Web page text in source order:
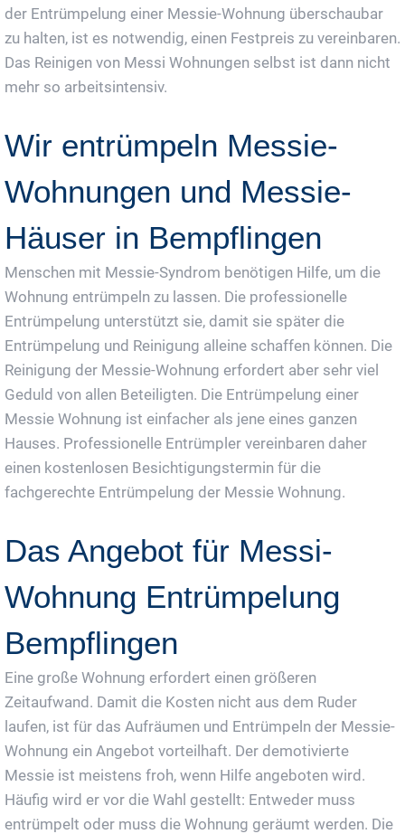
der Entrümpelung einer Messie-Wohnung überschaubar
zu halten, ist es notwendig, einen Festpreis zu vereinbaren.
Das Reinigen von Messi Wohnungen selbst ist dann nicht
mehr so arbeitsintensiv.
Wir entrümpeln Messie-
Wohnungen und Messie-
Häuser in Bempflingen
Menschen mit Messie-Syndrom benötigen Hilfe, um die
Wohnung entrümpeln zu lassen. Die professionelle
Entrümpelung unterstützt sie, damit sie später die
Entrümpelung und Reinigung alleine schaffen können. Die
Reinigung der Messie-Wohnung erfordert aber sehr viel
Geduld von allen Beteiligten. Die Entrümpelung einer
Messie Wohnung ist einfacher als jene eines ganzen
Hauses. Professionelle Entrümpler vereinbaren daher
einen kostenlosen Besichtigungstermin für die
fachgerechte Entrümpelung der Messie Wohnung.
Das Angebot für Messi-
Wohnung Entrümpelung
Bempflingen
Eine große Wohnung erfordert einen größeren
Zeitaufwand. Damit die Kosten nicht aus dem Ruder
laufen, ist für das Aufräumen und Entrümpeln der Messie-
Wohnung ein Angebot vorteilhaft. Der demotivierte
Messie ist meistens froh, wenn Hilfe angeboten wird.
Häufig wird er vor die Wahl gestellt: Entweder muss
entrümpelt oder muss die Wohnung geräumt werden. Die